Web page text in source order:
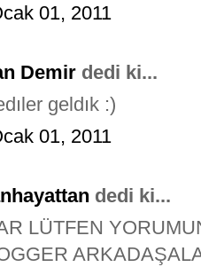
01, 2011
Demir dedi ki...
geldık :)
01, 2011
dedi ki...
LÜTFEN